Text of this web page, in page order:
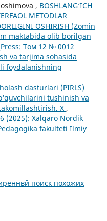
, BOSHLANG‘ICH
METODLAR
OSHIRISH (Zomin
maktabida olib borilgan
Том 12 № 0012
va tarjima sohasida
foydalanishning
dasturlari (PIRLS)
tushinish va
X ,
(2025): Xalqaro Nordik
fakulteti Ilmiy
поиск похожих